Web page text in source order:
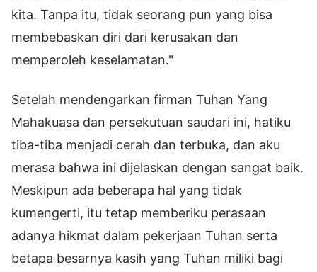
kita. Tanpa itu, tidak seorang pun yang bisa
membebaskan diri dari kerusakan dan
memperoleh keselamatan."
Setelah mendengarkan firman Tuhan Yang
Mahakuasa dan persekutuan saudari ini, hatiku
tiba-tiba menjadi cerah dan terbuka, dan aku
merasa bahwa ini dijelaskan dengan sangat baik.
Meskipun ada beberapa hal yang tidak
kumengerti, itu tetap memberiku perasaan
adanya hikmat dalam pekerjaan Tuhan serta
betapa besarnya kasih yang Tuhan miliki bagi